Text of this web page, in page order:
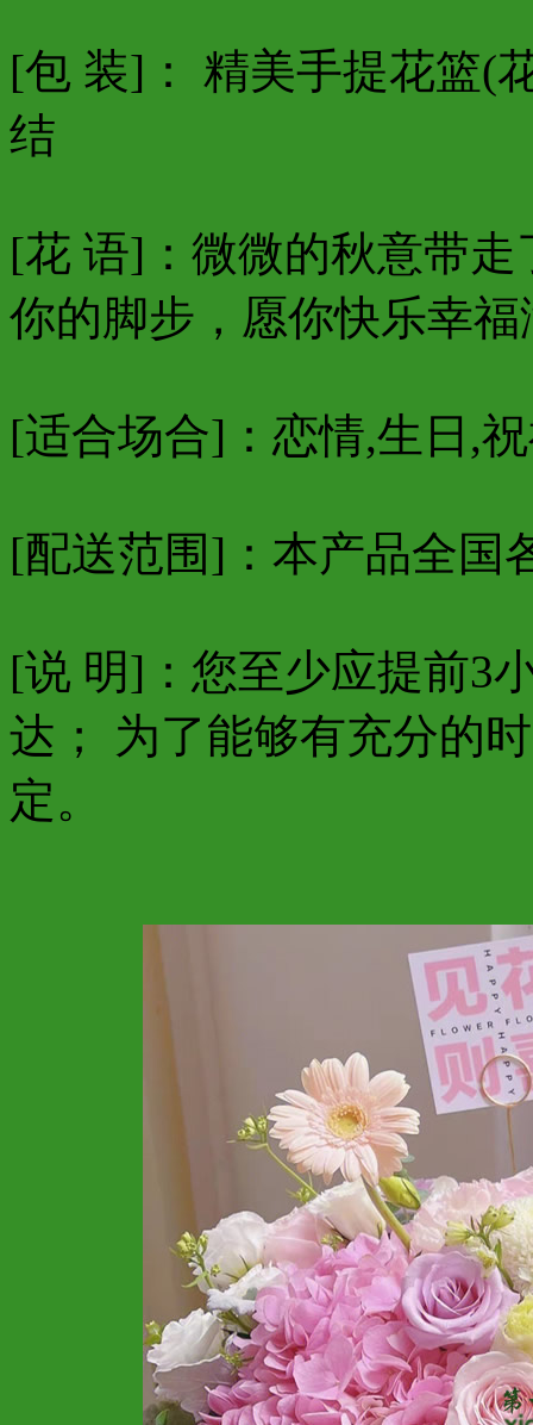
[包 装]： 精美手提花篮(
结
[花 语]：微微的秋意带
你的脚步，愿你快乐幸福
[适合场合]：恋情,生日,
[配送范围]：本产品全国
[说 明]：您至少应提前3
达； 为了能够有充分的
定。